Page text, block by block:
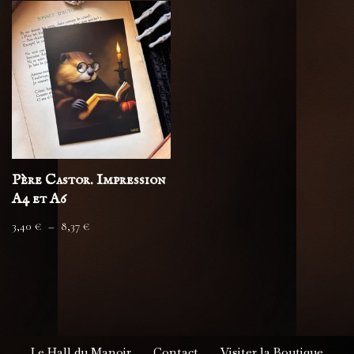
Père Castor. Impression
A4 et A6
3,40 € – 8,37 €